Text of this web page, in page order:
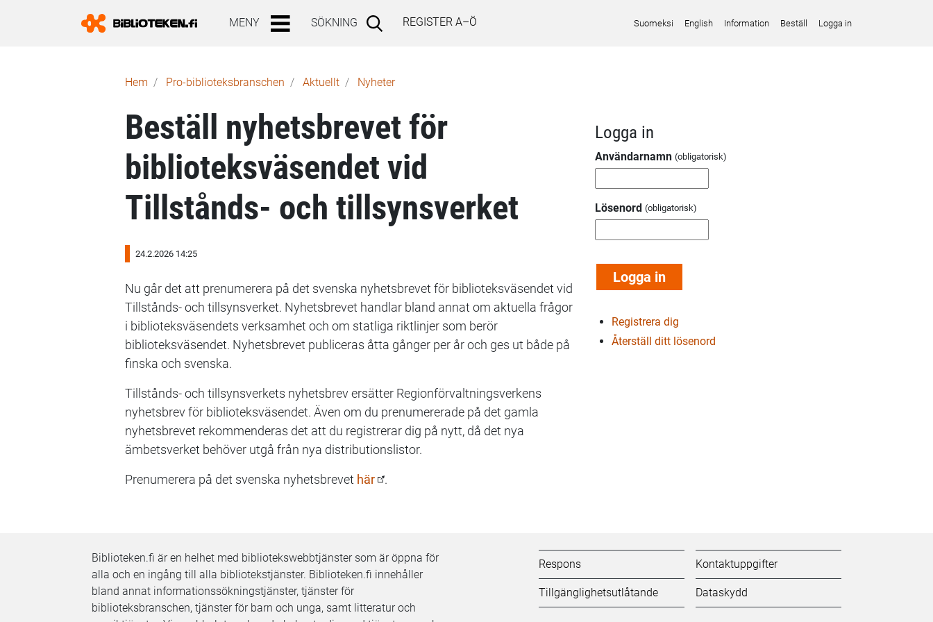
MENY SÖKNING REGISTER A–Ö Suomeksi English Information Beställ Logga in
Länkstig
Hem Pro-biblioteks­branschen Aktuellt Nyheter
Beställ nyhetsbrevet för
biblioteksväsendet vid
Tillstånds- och tillsynsverket
24.2.2026 14:25
Nu går det att prenumerera på det svenska nyhetsbrevet för biblioteksväsendet vid
Tillstånds- och tillsynsverket. Nyhetsbrevet handlar bland annat om aktuella frågor
i biblioteksväsendets verksamhet och om statliga riktlinjer som berör
biblioteksväsendet. Nyhetsbrevet publiceras åtta gånger per år och ges ut både på
finska och svenska.
Tillstånds- och tillsynsverkets nyhetsbrev ersätter Regionförvaltningsverkens
nyhetsbrev för biblioteksväsendet. Även om du prenumererade på det gamla
nyhetsbrevet rekommenderas det att du registrerar dig på nytt, då det nya
ämbetsverket behöver utgå från nya distributionslistor.
Prenumerera på det svenska nyhetsbrevet här .
Logga in
Användarnamn
Lösenord
Registrera dig
Återställ ditt lösenord
Biblioteken.fi är en helhet med bibliotekswebbtjänster som är öppna för
alla och en ingång till alla bibliotekstjänster. Biblioteken.fi innehåller
bland annat informationssökningstjänster, tjänster för
biblioteksbranschen, tjänster för barn och unga, samt litteratur och
Biblioteken.fi-
alatunniste
Respons Kontaktuppgifter
Tillgänglighetsutlåtande Dataskydd